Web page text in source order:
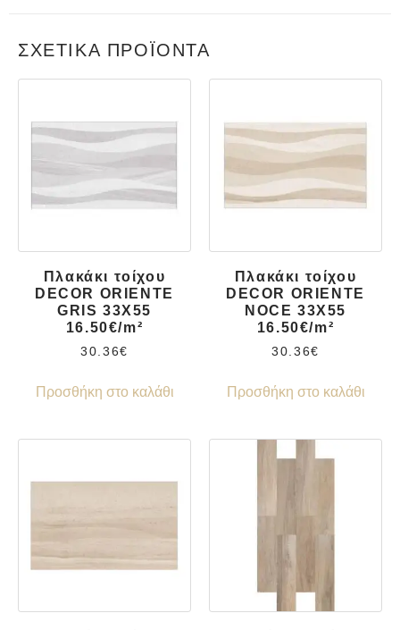
ΣΧΕΤΙΚΆ ΠΡΟΪΌΝΤΑ
Πλακάκι τοίχου
DECOR ORIENTE
GRIS 33X55
16.50€/m²
30.36€
Προσθήκη στο καλάθι
Πλακάκι τοίχου
DECOR ORIENTE
NOCE 33X55
16.50€/m²
30.36€
Προσθήκη στο καλάθι